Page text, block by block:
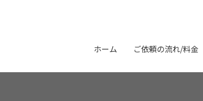
ホーム ご依頼の流れ/料金